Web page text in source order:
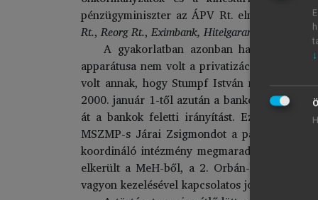
pénzügyminiszter az ÁPV Rt. elnök-
Rt., Reorg Rt., Eximbank, Hitelgarancia Rt.
)
A gyakorlatban azonban hamar
apparátusa nem volt a privatizáció
volt annak, hogy Stumpf István miniszter –
2000. január 1-től azután a bankok el is
át a bankok feletti irányítást. Ez nyilván
MSZMP-s Járai Zsigmondot a pártpolitikai
koordináló intézmény megmaradt, de az
elkerült a MeH-ből, a 2. Orbán-
vagyon kezelésével kapcsolatos
↓